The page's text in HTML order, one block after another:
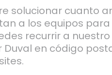
solucionar cuanto
a los equipos
recurrir a
en código